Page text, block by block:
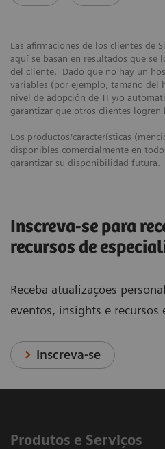
Las afirmaciones de los clientes de
aquí se basan en resultados que
del cliente. Dado que no hay un
variables (por ejemplo, tamaño del
nivel de adopción de TI y/o
garantizar que otros clientes
Los productos/características
disponibles comercialmente en
garantizar su disponibilidad futura.
Inscreva-se para
recursos de
Receba atualizações
eventos, insights e recursos
Inscreva-se
Produtos e Serviços